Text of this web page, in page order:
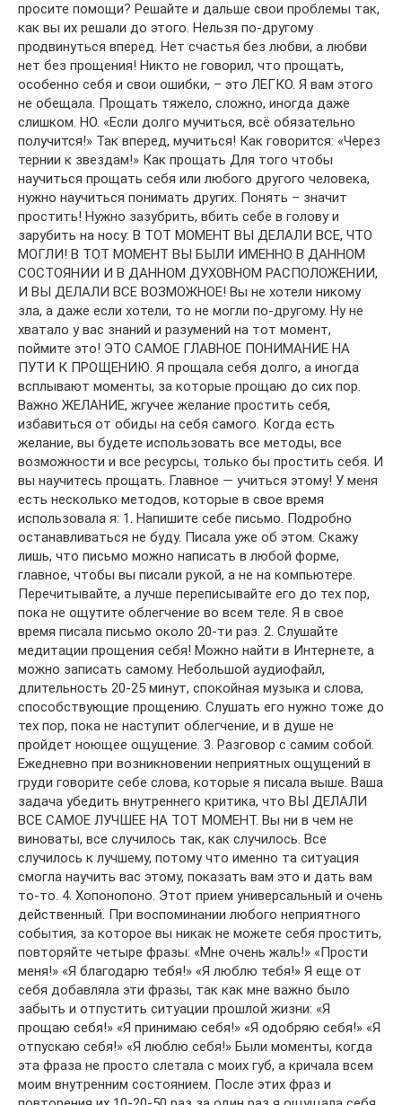
просите помощи? Решайте и дальше свои проблемы так,
как вы их решали до этого. Нельзя по-другому
продвинуться вперед. Нет счастья без любви, а любви
нет без прощения! Никто не говорил, что прощать,
особенно себя и свои ошибки, – это ЛЕГКО. Я вам этого
не обещала. Прощать тяжело, сложно, иногда даже
слишком. НО. «Если долго мучиться, всё обязательно
получится!» Так вперед, мучиться! Как говорится: «Через
тернии к звездам!» Как прощать Для того чтобы
научиться прощать себя или любого другого человека,
нужно научиться понимать других. Понять – значит
простить! Нужно зазубрить, вбить себе в голову и
зарубить на носу: В ТОТ МОМЕНТ ВЫ ДЕЛАЛИ ВСЕ, ЧТО
МОГЛИ! В ТОТ МОМЕНТ ВЫ БЫЛИ ИМЕННО В ДАННОМ
СОСТОЯНИИ И В ДАННОМ ДУХОВНОМ РАСПОЛОЖЕНИИ,
И ВЫ ДЕЛАЛИ ВСЕ ВОЗМОЖНОЕ! Вы не хотели никому
зла, а даже если хотели, то не могли по-другому. Ну не
хватало у вас знаний и разумений на тот момент,
поймите это! ЭТО САМОЕ ГЛАВНОЕ ПОНИМАНИЕ НА
ПУТИ К ПРОЩЕНИЮ. Я прощала себя долго, а иногда
всплывают моменты, за которые прощаю до сих пор.
Важно ЖЕЛАНИЕ, жгучее желание простить себя,
избавиться от обиды на себя самого. Когда есть
желание, вы будете использовать все методы, все
возможности и все ресурсы, только бы простить себя. И
вы научитесь прощать. Главное — учиться этому! У меня
есть несколько методов, которые в свое время
использовала я: 1. Напишите себе письмо. Подробно
останавливаться не буду. Писала уже об этом. Скажу
лишь, что письмо можно написать в любой форме,
главное, чтобы вы писали рукой, а не на компьютере.
Перечитывайте, а лучше переписывайте его до тех пор,
пока не ощутите облегчение во всем теле. Я в свое
время писала письмо около 20-ти раз. 2. Слушайте
медитации прощения себя! Можно найти в Интернете, а
можно записать самому. Небольшой аудиофайл,
длительность 20-25 минут, спокойная музыка и слова,
способствующие прощению. Слушать его нужно тоже до
тех пор, пока не наступит облегчение, и в душе не
пройдет ноющее ощущение. 3. Разговор с самим собой.
Ежедневно при возникновении неприятных ощущений в
груди говорите себе слова, которые я писала выше. Ваша
задача убедить внутреннего критика, что ВЫ ДЕЛАЛИ
ВСЕ САМОЕ ЛУЧШЕЕ НА ТОТ МОМЕНТ. Вы ни в чем не
виноваты, все случилось так, как случилось. Все
случилось к лучшему, потому что именно та ситуация
смогла научить вас этому, показать вам это и дать вам
то-то. 4. Хопонопоно. Этот прием универсальный и очень
действенный. При воспоминании любого неприятного
события, за которое вы никак не можете себя простить,
повторяйте четыре фразы: «Мне очень жаль!» «Прости
меня!» «Я благодарю тебя!» «Я люблю тебя!» Я еще от
себя добавляла эти фразы, так как мне важно было
забыть и отпустить ситуации прошлой жизни: «Я
прощаю себя!» «Я принимаю себя!» «Я одобряю себя!» «Я
отпускаю себя!» «Я люблю себя!» Были моменты, когда
эта фраза не просто слетала с моих губ, а кричала всем
моим внутренним состоянием. После этих фраз и